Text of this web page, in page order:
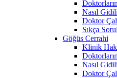
Nasıl
Doktor
Sıkça
Göğüs Cerrahi
Klinik
Nasıl
Doktor